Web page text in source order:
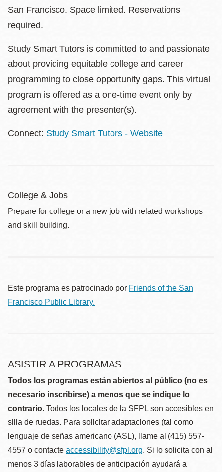
San Francisco. Space limited. Reservations
required.
Study Smart Tutors is committed to and passionate
about providing equitable college and career
programming to close opportunity gaps. This virtual
program is offered as a one-time event only by
agreement with the presenter(s).
Connect: Study Smart Tutors - Website
College & Jobs
Prepare for college or a new job with related workshops
and skill building.
Este programa es patrocinado por Friends of the San
Francisco Public Library.
ASISTIR A PROGRAMAS
Todos los programas están abiertos al público (no es
necesario inscribirse) a menos que se indique lo
contrario. Todos los locales de la SFPL son accesibles en
silla de ruedas. Para solicitar adaptaciones (tal como
lenguaje de señas americano (ASL), llame al (415) 557-
4557 o contacte accessibility@sfpl.org. Si lo solicita con al
menos 3 días laborables de anticipación ayudará a